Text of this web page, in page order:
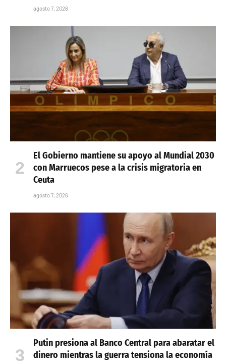
agosto 7, 2026
El Gobierno mantiene su apoyo al Mundial 2030
con Marruecos pese a la crisis migratoria en
Ceuta
agosto 7, 2026
Putin presiona al Banco Central para abaratar el
dinero mientras la guerra tensiona la economía